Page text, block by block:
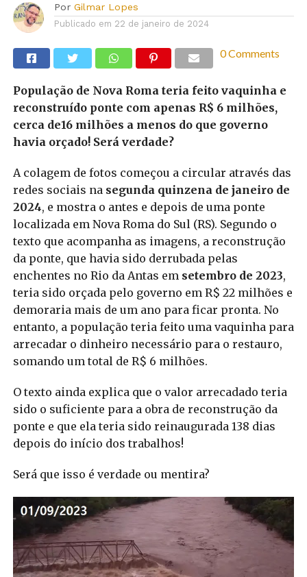
Por Gilmar Lopes
Publicado em 22 de janeiro de 2024
0 Comments
População de Nova Roma teria feito vaquinha e
reconstruído ponte com apenas R$ 6 milhões,
cerca de16 milhões a menos do que governo
havia orçado! Será verdade?
A colagem de fotos começou a circular através das
redes sociais na segunda quinzena de janeiro de
2024, e mostra o antes e depois de uma ponte
localizada em Nova Roma do Sul (RS). Segundo o
texto que acompanha as imagens, a reconstrução
da ponte, que havia sido derrubada pelas
enchentes no Rio da Antas em setembro de 2023,
teria sido orçada pelo governo em R$ 22 milhões e
demoraria mais de um ano para ficar pronta. No
entanto, a população teria feito uma vaquinha para
arrecadar o dinheiro necessário para o restauro,
somando um total de R$ 6 milhões.
O texto ainda explica que o valor arrecadado teria
sido o suficiente para a obra de reconstrução da
ponte e que ela teria sido reinaugurada 138 dias
depois do início dos trabalhos!
Será que isso é verdade ou mentira?